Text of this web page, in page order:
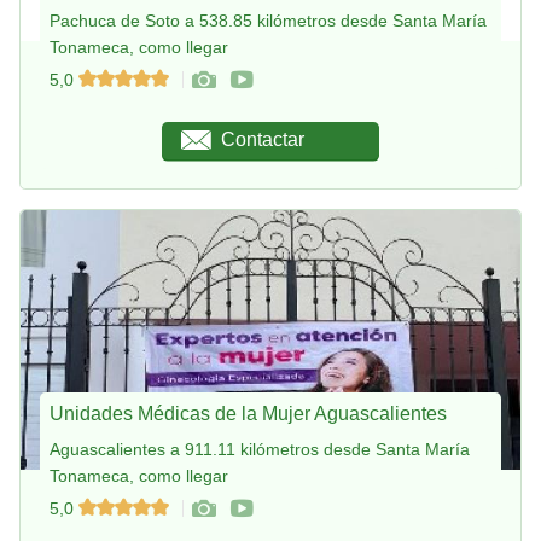
Pachuca de Soto a 538.85 kilómetros desde Santa María
Tonameca, como llegar
5,0
Contactar
Unidades Médicas de la Mujer Aguascalientes
Aguascalientes a 911.11 kilómetros desde Santa María
Tonameca, como llegar
5,0